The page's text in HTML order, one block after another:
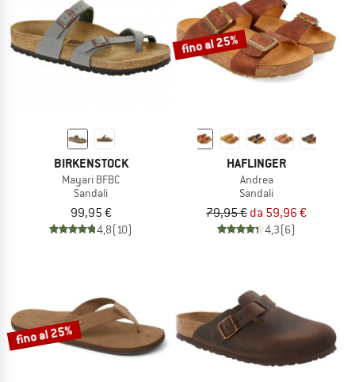
BIRKENSTOCK
Mayari BFBC
Sandali
99,95 €
4,8(10)
fino al 25%
HAFLINGER
Andrea
Sandali
79,95 € da 59,96 €
4,3(6)
fino al 25%